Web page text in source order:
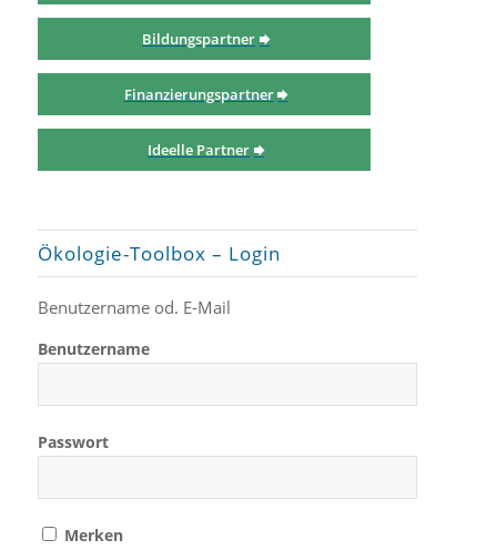
Bildungspartner
Finanzierungspartner
Ideelle Partner
Ökologie-Toolbox – Login
Benutzername od. E-Mail
Benutzername
Passwort
Merken